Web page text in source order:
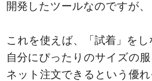
開発したツールなのですが、
これを使えば、「試着」をし
自分にぴったりのサイズの服
ネット注文できるという優れ